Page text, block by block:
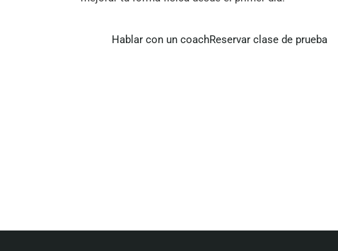
Hablar con un coachReservar clase de prueba